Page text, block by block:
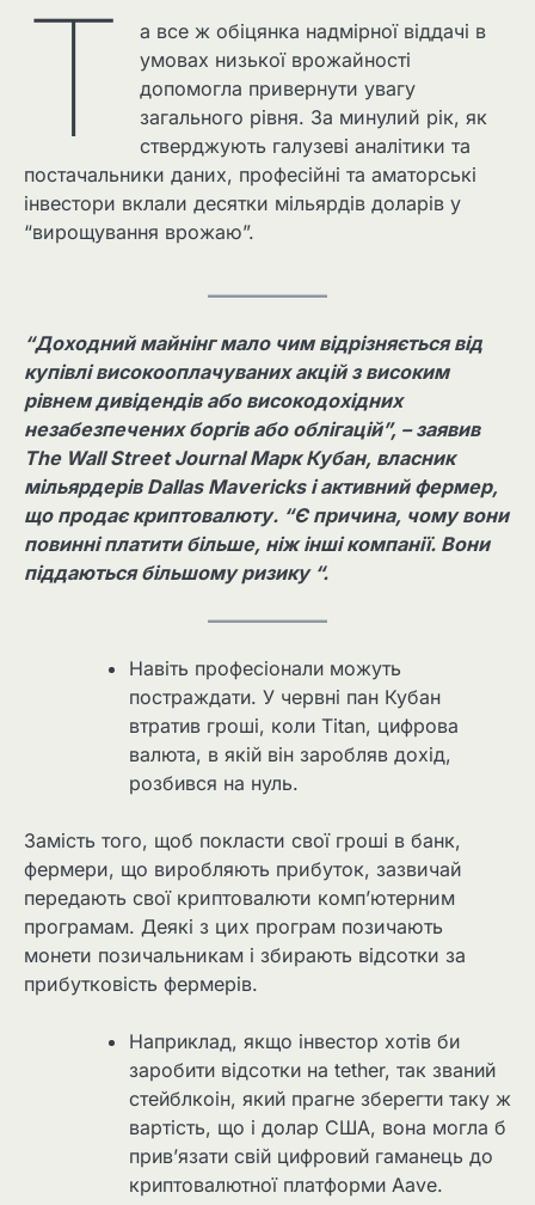
Т
а все ж обіцянка надмірної віддачі в
умовах низької врожайності
допомогла привернути увагу
загального рівня. За минулий рік, як
стверджують галузеві аналітики та
постачальники даних, професійні та аматорські
інвестори вклали десятки мільярдів доларів у
“вирощування врожаю”.
“Доходний майнінг мало чим відрізняється від
купівлі високооплачуваних акцій з високим
рівнем дивідендів або високодохідних
незабезпечених боргів або облігацій”, – заявив
The Wall Street Journal Марк Кубан, власник
мільярдерів Dallas Mavericks і активний фермер,
що продає криптовалюту. “Є причина, чому вони
повинні платити більше, ніж інші компанії. Вони
піддаються більшому ризику “.
Навіть професіонали можуть
постраждати. У червні пан Кубан
втратив гроші, коли Titan, цифрова
валюта, в якій він заробляв дохід,
розбився на нуль.
Замість того, щоб покласти свої гроші в банк,
фермери, що виробляють прибуток, зазвичай
передають свої криптовалюти комп’ютерним
програмам. Деякі з цих програм позичають
монети позичальникам і збирають відсотки за
прибутковість фермерів.
Наприклад, якщо інвестор хотів би
заробити відсотки на tether, так званий
стейблкоін, який прагне зберегти таку ж
вартість, що і долар США, вона могла б
прив’язати свій цифровий гаманець до
криптовалютної платформи Aave.